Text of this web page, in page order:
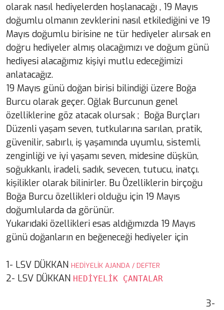
olarak nasıl hediyelerden hoşlanacağı , 19 Mayıs
doğumlu olmanın zevklerini nasıl etkilediğini ve 19
Mayıs doğumlu birisine ne tür hediyeler alırsak en
doğru hediyeler almış olacağımızı ve doğum günü
hediyesi alacağımız kişiyi mutlu edeceğimizi
anlatacağız.
19 Mayıs günü doğan birisi bilindiği üzere Boğa
Burcu olarak geçer. Oğlak Burcunun genel
özelliklerine göz atacak olursak ; Boğa Burçları
Düzenli yaşam seven, tutkularına sarılan, pratik,
güvenilir, sabırlı, iş yaşamında uyumlu, sistemli,
zenginliği ve iyi yaşamı seven, midesine düşkün,
soğukkanlı, iradeli, sadık, sevecen, tutucu, inatçı.
kişilikler olarak bilinirler. Bu Özelliklerin birçoğu
Boğa Burcu özellikleri olduğu için 19 Mayıs
doğumlularda da görünür.
Yukarıdaki özellikleri esas aldığımızda 19 Mayıs
günü doğanların en beğeneceği hediyeler için
1- LSV DÜKKAN HEDİYELİK AJANDA / DEFTER
2- LSV DÜKKAN HEDİYELİK ÇANTALAR
3-